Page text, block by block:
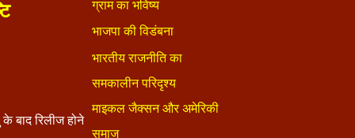
बाद रिलीज होने